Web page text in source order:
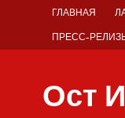
ГЛАВНАЯ
ПРЕСС-
Ост